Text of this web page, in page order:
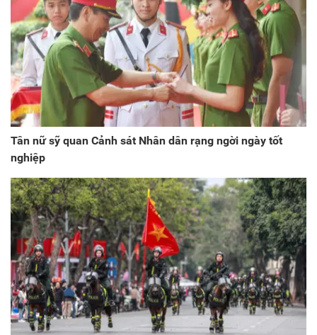
Tân nữ sỹ quan Cảnh sát Nhân dân rạng ngời ngày tốt
nghiệp